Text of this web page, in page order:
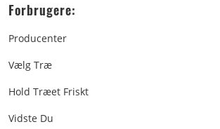
Forbrugere:
Producenter
Vælg Træ
Hold Træet Friskt
Vidste Du